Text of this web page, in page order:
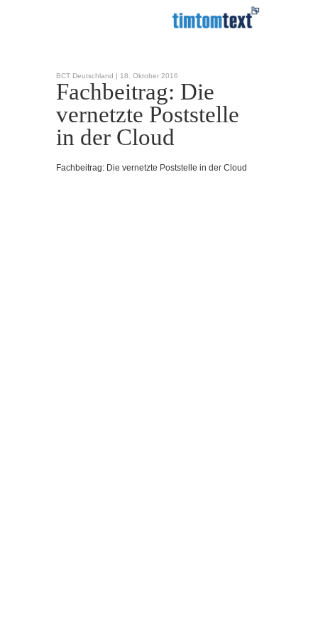
BCT Deutschland | 18. Oktober 2016
Fachbeitrag: Die
vernetzte Poststelle
in der Cloud
Fachbeitrag: Die vernetzte Poststelle in der Cloud